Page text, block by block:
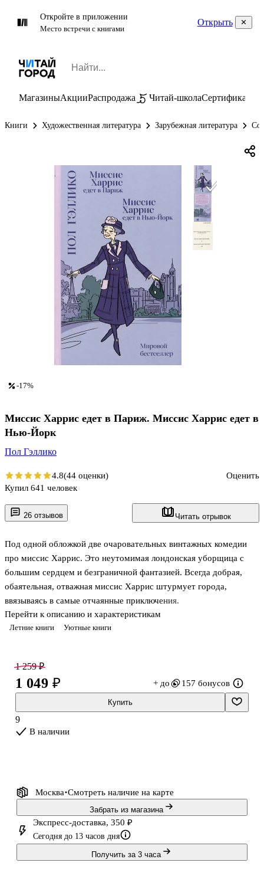
Откройте в приложении
Место встречи с книгами
Открыть
МагазиныАкцииРаспродажа Читай-школаСертификаты
Книги Художественная литература Зарубежная литература
26 отзывов Читать отрывок
Летние книги Уютные книги
Под одной обложкой две очаровательных винтажных комедии
про миссис Харрис. Это неутомимая лондонская уборщица с
большим сердцем и безграничной фантазией. Всегда добрая,
обаятельная, отважная миссис Харрис штурмует города,
ввязываясь в самые отчаянные приключения.
В первой истории она едет в Париж, чтобы добыть платье своей
второй истории миссис Харрис отправляется за океан, в Нью-
Йорк, чтобы найти мальчику-сироте давно потерянного отца.
Величайшей удачей ее будет привязанность людей, которые
всегда готовы протянуть ей руку помощи. Уж кому, как не
миссис Харрис знать, что в ми
Перейти к описанию и характеристикам
-17%
Миссис Харрис едет в Париж. Миссис Харрис едет в
Нью-Йорк
Пол Гэллико
4.8(44 оценки)
Оценить
Купил 641 человек
1 259 ₽
1 049 ₽ + до 157 бонусов
Купить
9
В наличии
Москва Смотреть наличие на карте
Забрать из магазина
Экспресс-доставка, 350 ₽
Сегодня до 13 часов дня
Получить за 3 часа